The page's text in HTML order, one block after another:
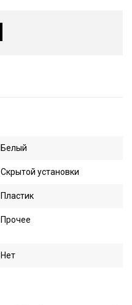
Белый
Скрытой установки
Пластик
Прочее
Нет